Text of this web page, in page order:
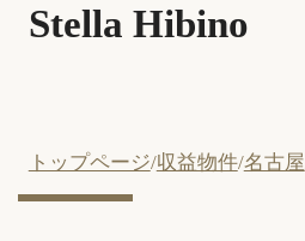
Stella Hibino
トップページ 収益物件 名古屋